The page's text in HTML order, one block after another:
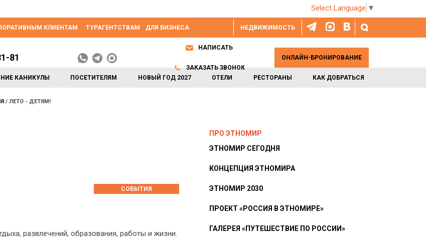
Select Language ▼
НЕДВИЖИМОСТЬ
КЛИЕНТАМ ТУРАГЕНТСТВАМ ДЛЯ БИЗНЕСА
КАНИКУЛЫ ПОСЕТИТЕЛЯМ НОВЫЙ ГОД 2027 ОТЕЛИ РЕСТОРАНЫ КАК ДОБРАТЬСЯ
81
НАПИСАТЬ
ЗАКАЗАТЬ ЗВОНОК
ОНЛАЙН-БРОНИРОВАНИЕ
ЛЕТО - ДЕТЯМ!
СОБЫТИЯ
развлечений, образования, работы и жизни.
ПРО ЭТНОМИР
ЭТНОМИР СЕГОДНЯ
КОНЦЕПЦИЯ ЭТНОМИРА
ЭТНОМИР 2030
ПРОЕКТ «РОССИЯ В ЭТНОМИРЕ»
ГАЛЕРЕЯ «ПУТЕШЕСТВИЕ ПО РОССИИ»